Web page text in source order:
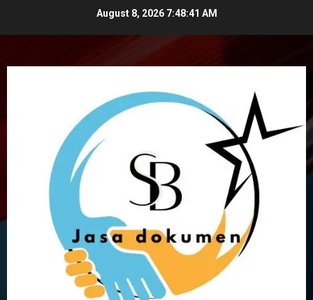
August 8, 2026 7:48:42 AM